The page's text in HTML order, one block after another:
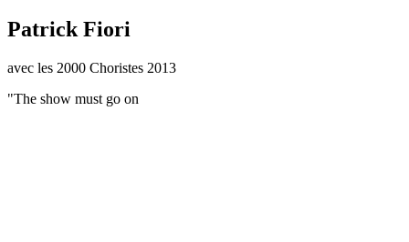
Patrick Fiori
avec les 2000 Choristes 2013
"The show must go on